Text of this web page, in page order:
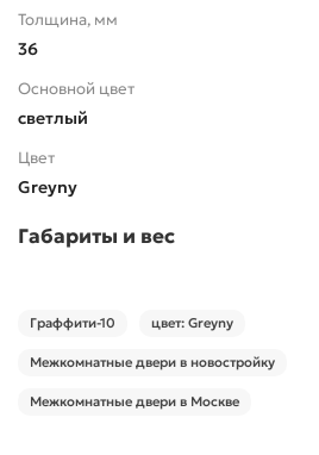
Толщина, мм
36
Основной цвет
светлый
Цвет
Greyny
Габариты и вес
Граффити-10 цвет: Greyny
Межкомнатные двери в новостройку
Межкомнатные двери в Москве